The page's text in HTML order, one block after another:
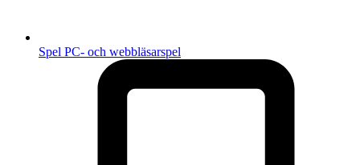
Spel PC- och webbläsarspel